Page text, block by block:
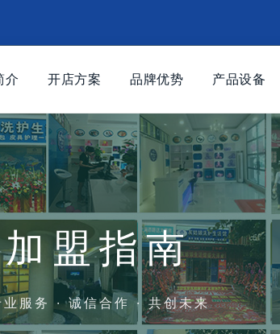
介 开店方案 品牌优势 产品设备
加盟指南
业服务 · 诚信合作 · 共创未来